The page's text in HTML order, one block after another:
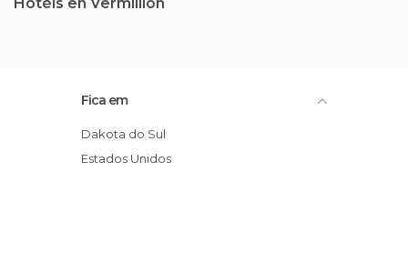
Fica em
Dakota do Sul
Estados Unidos